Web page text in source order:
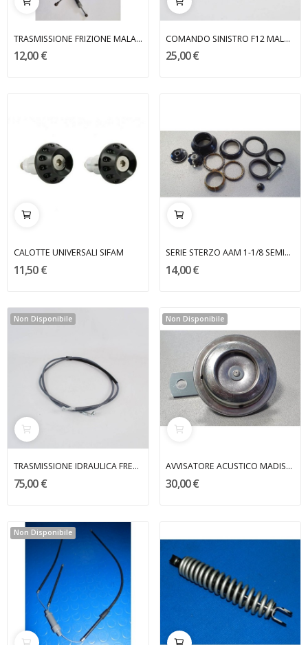
TRASMISSIONE FRIZIONE MALAGUTI
12,00 €
COMANDO SINISTRO F12 MALAGUTI
25,00 €
CALOTTE UNIVERSALI SIFAM
11,50 €
SERIE STERZO AAM 1-1/8 SEMINTEGRATA
14,00 €
Non Disponibile
TRASMISSIONE IDRAULICA FRENO POST.F12...
75,00 €
Non Disponibile
AVVISATORE ACUSTICO MADISON MALAGUTI
30,00 €
Non Disponibile